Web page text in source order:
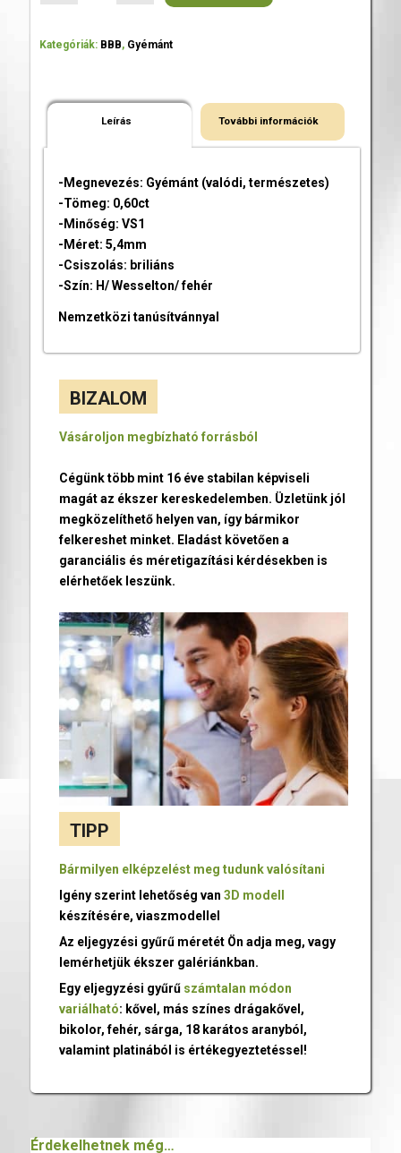
Kategóriák: BBB, Gyémánt
Leírás További információk
-Megnevezés: Gyémánt (valódi, természetes)
-Tömeg: 0,60ct
-Minőség: VS1
-Méret: 5,4mm
-Csiszolás: briliáns
-Szín: H/ Wesselton/ fehér
Nemzetközi tanúsítvánnyal
BIZALOM
Vásároljon megbízható forrásból
Cégünk több mint 16 éve stabilan képviseli
magát az ékszer kereskedelemben. Üzletünk jól
megközelíthető helyen van, így bármikor
felkereshet minket. Eladást követően a
garanciális és méretigazítási kérdésekben is
elérhetőek leszünk.
TIPP
Bármilyen elképzelést meg tudunk valósítani
Igény szerint lehetőség van 3D modell
készítésére, viaszmodellel
Az eljegyzési gyűrű méretét Ön adja meg, vagy
lemérhetjük ékszer galériánkban.
Egy eljegyzési gyűrű számtalan módon
variálható: kővel, más színes drágakővel,
bikolor, fehér, sárga, 18 karátos aranyból,
valamint platinából is értékegyeztetéssel!
Érdekelhetnek még…